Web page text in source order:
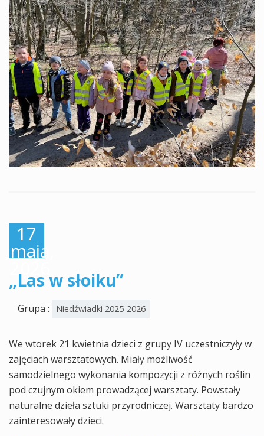
17
maja,
2026
„Las w słoiku”
Grupa : Niedźwiadki 2025-2026
We wtorek 21 kwietnia dzieci z grupy IV uczestniczyły w
zajęciach warsztatowych. Miały możliwość
samodzielnego wykonania kompozycji z różnych roślin
pod czujnym okiem prowadzącej warsztaty. Powstały
naturalne dzieła sztuki przyrodniczej. Warsztaty bardzo
zainteresowały dzieci.